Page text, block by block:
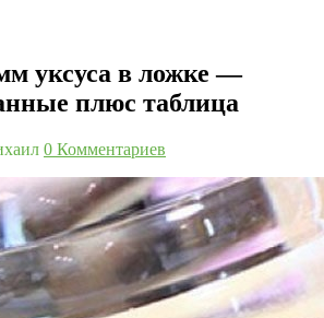
уксуса в ложке —
плюс таблица
0 Комментариев